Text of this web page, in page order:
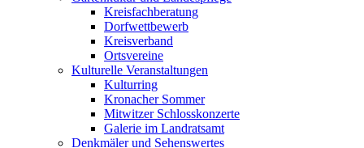
Kreisfachberatung
Dorfwettbewerb
Kreisverband
Ortsvereine
Kulturelle Veranstaltungen
Kulturring
Kronacher Sommer
Mitwitzer Schlosskonzerte
Galerie im Landratsamt
Denkmäler und Sehenswertes